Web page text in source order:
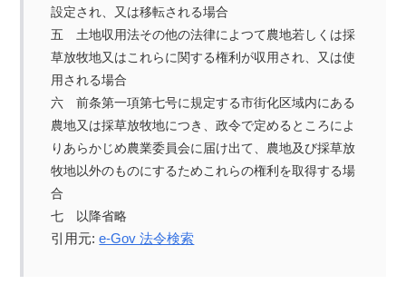
設定され、又は移転される場合
五 土地収用法その他の法律によつて農地若しくは採
草放牧地又はこれらに関する権利が収用され、又は使
用される場合
六 前条第一項第七号に規定する市街化区域内にある
農地又は採草放牧地につき、政令で定めるところによ
りあらかじめ農業委員会に届け出て、農地及び採草放
牧地以外のものにするためこれらの権利を取得する場
合
七 以降省略
引用元:e-Gov 法令検索